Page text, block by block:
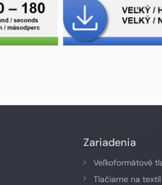
Zariadenia
Veľkoformátové
Tlačiarne na textil